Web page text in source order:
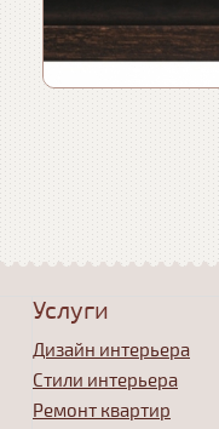
Услуги
Дизайн интерьера
Стили интерьера
Ремонт квартир